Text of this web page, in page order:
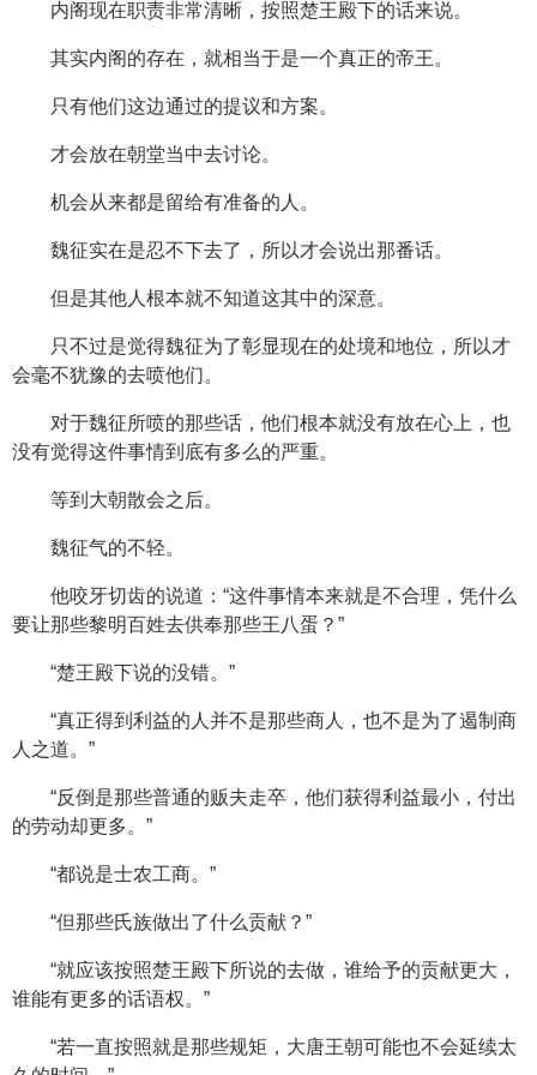
内阁现在职责非常清晰，按照楚王殿下的话来说。
其实内阁的存在，就相当于是一个真正的帝王。
只有他们这边通过的提议和方案。
才会放在朝堂当中去讨论。
机会从来都是留给有准备的人。
魏征实在是忍不下去了，所以才会说出那番话。
但是其他人根本就不知道这其中的深意。
只不过是觉得魏征为了彰显现在的处境和地位，所以才
会毫不犹豫的去喷他们。
对于魏征所喷的那些话，他们根本就没有放在心上，也
没有觉得这件事情到底有多么的严重。
等到大朝散会之后。
魏征气的不轻。
他咬牙切齿的说道：“这件事情本来就是不合理，凭什么
要让那些黎明百姓去供奉那些王八蛋？”
“楚王殿下说的没错。”
“真正得到利益的人并不是那些商人，也不是为了遏制商
人之道。”
“反倒是那些普通的贩夫走卒，他们获得利益最小，付出
的劳动却更多。”
“都说是士农工商。”
“但那些氏族做出了什么贡献？”
“就应该按照楚王殿下所说的去做，谁给予的贡献更大，
谁能有更多的话语权。”
“若一直按照就是那些规矩，大唐王朝可能也不会延续太